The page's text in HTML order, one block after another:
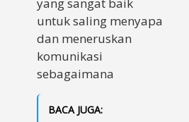
untuk saling menyapa
dan meneruskan
komunikasi
sebagaimana
BACA JUGA: